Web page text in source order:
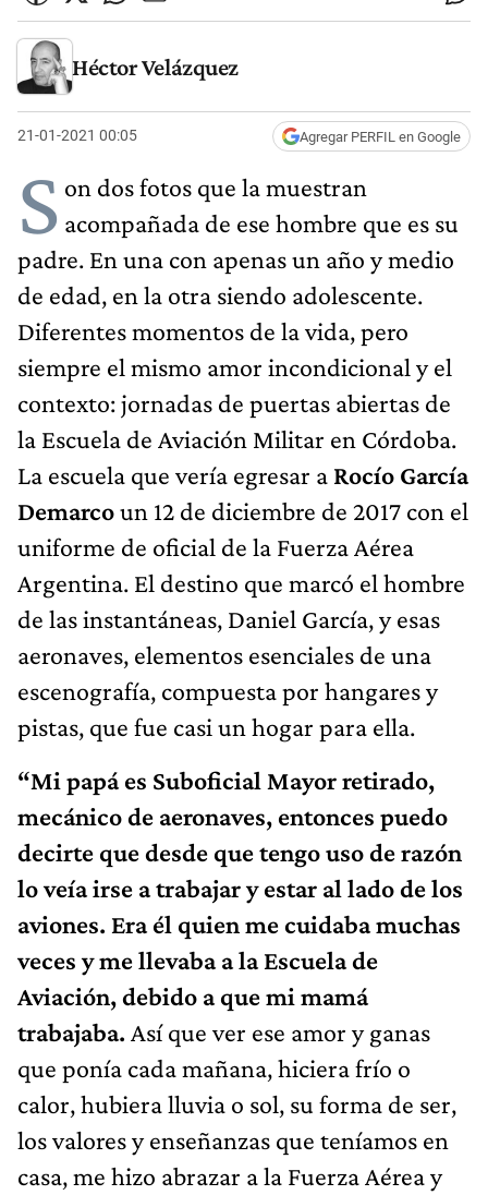
Héctor Velázquez
21-01-2021 00:05 Agregar PERFIL en Google
S on dos fotos que la muestran
acompañada de ese hombre que es su
padre. En una con apenas un año y medio
de edad, en la otra siendo adolescente.
Diferentes momentos de la vida, pero
siempre el mismo amor incondicional y el
contexto: jornadas de puertas abiertas de
la Escuela de Aviación Militar en Córdoba.
La escuela que vería egresar a Rocío García
Demarcoun 12 de diciembre de 2017 con el
uniforme de oficial de la Fuerza Aérea
Argentina. El destino que marcó el hombre
de las instantáneas, Daniel García, y esas
aeronaves, elementos esenciales de una
escenografía, compuesta por hangares y
pistas, que fue casi un hogar para ella.
“Mi papá es Suboficial Mayor retirado,
mecánico de aeronaves, entonces puedo
decirte que desde que tengo uso de razón
lo veía irse a trabajar y estar al lado de los
aviones. Era él quien me cuidaba muchas
veces y me llevaba a la Escuela de
Aviación, debido a que mi mamá
trabajaba. Así que ver ese amor y ganas
que ponía cada mañana, hiciera frío o
calor, hubiera lluvia o sol, su forma de ser,
los valores y enseñanzas que teníamos en
casa, me hizo abrazar a la Fuerza Aérea y